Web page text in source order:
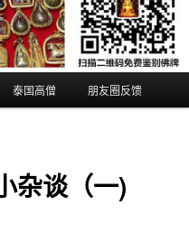
泰国高僧 朋友圈反馈
杂谈（一)